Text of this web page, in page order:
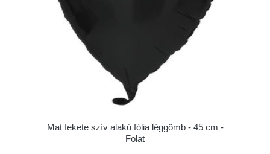
Mat fekete szív alakú fólia léggömb - 45 cm -
Folat